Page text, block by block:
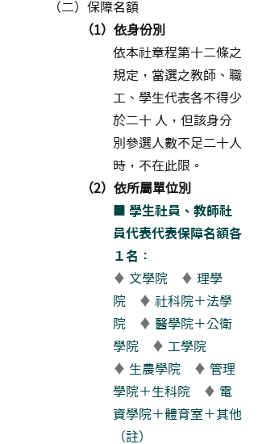
（二）保障名額
（1）依身份別
依本社章程第十二條之
規定，當選之教師、職
工、學生代表各不得少
於二十 人，但該身分
別參選人數不足二十人
時，不在此限。
（2）依所屬單位別
■ 學生社員、教師社
員代表代表保障名額各
１名：
♦ 文學院 ♦ 理學
院 ♦ 社科院＋法學
院 ♦ 醫學院＋公衛
學院 ♦ 工學院
♦ 生農學院 ♦ 管理
學院＋生科院 ♦ 電
資學院＋體育室＋其他
（註）